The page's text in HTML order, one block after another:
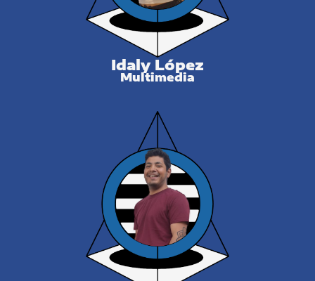
Idaly López
Multimedia